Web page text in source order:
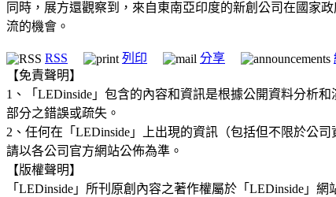
同時，展方還觀察到，來自東南亞印度的新創公司在國家
流的機會。
RSS 列印 分享
【免責聲明】
1、「LEDinside」包含的內容和資訊是根據公開資料分析
部分之錯誤或疏失。
2、任何在「LEDinside」上出現的資訊（包括但不限於公
請以各公司官方網站公佈為準。
【版權聲明】
「LEDinside」所刊原創內容之著作權屬於「LEDinside」